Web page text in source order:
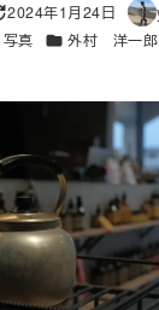
新日
2024年1月24日
著
者
ゴリー
写真 カテゴリー
外村 洋一郎